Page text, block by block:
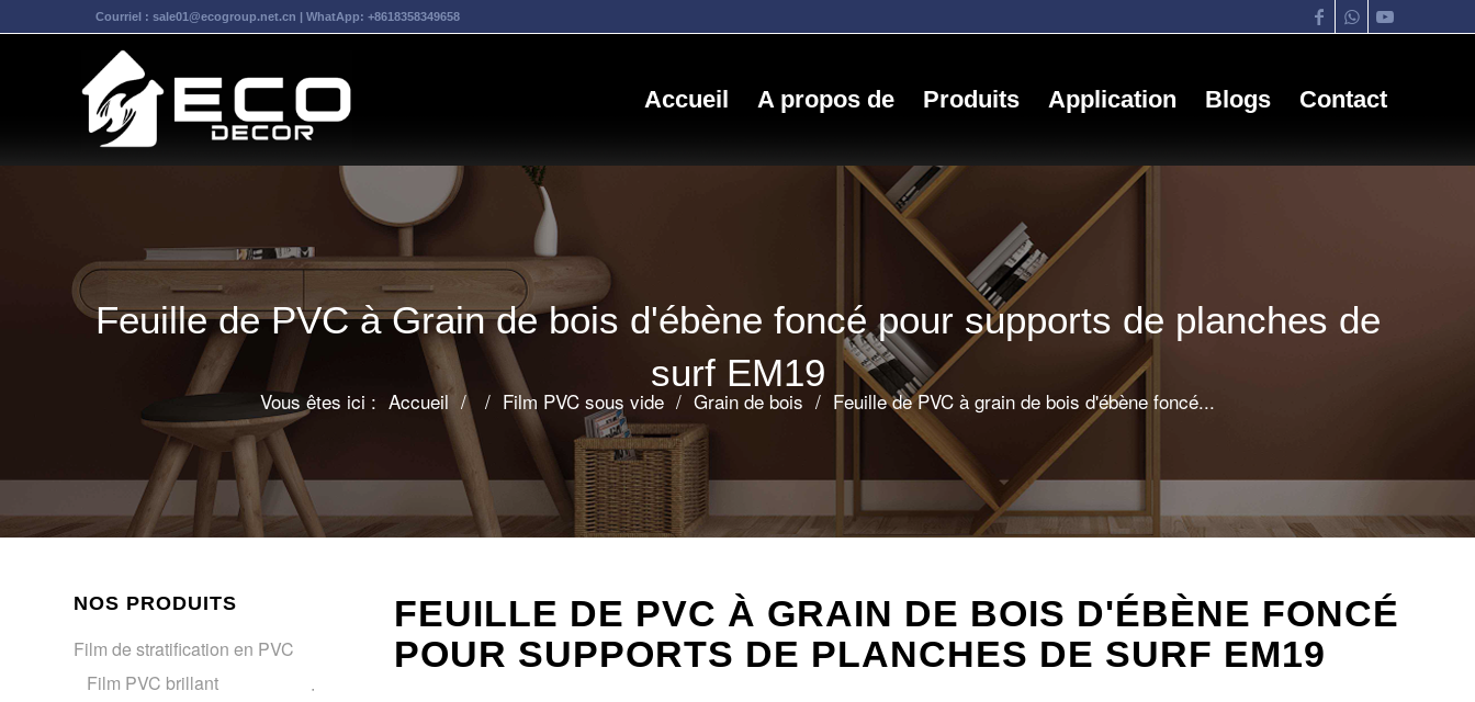
Courriel : sale01@ecogroup.net.cn | WhatApp: +8618358349658
Accueil A propos de Produits Application Blogs Contact
Feuille de PVC à Grain de bois d'ébène foncé pour supports de planches de
surf EM19
Vous êtes ici : Accueil / / Film PVC sous vide / Grain de bois / Feuille de PVC à grain de bois d'ébène foncé...
FEUILLE DE PVC À GRAIN DE BOIS D'ÉBÈNE FONCÉ
POUR SUPPORTS DE PLANCHES DE SURF EM19
NOS PRODUITS
Film de stratification en PVC
Film PVC brillant